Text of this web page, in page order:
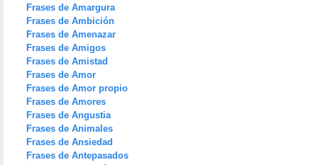
Frases de Amargura
Frases de Ambición
Frases de Amenazar
Frases de Amigos
Frases de Amistad
Frases de Amor
Frases de Amor propio
Frases de Amores
Frases de Angustia
Frases de Animales
Frases de Ansiedad
Frases de Antepasados